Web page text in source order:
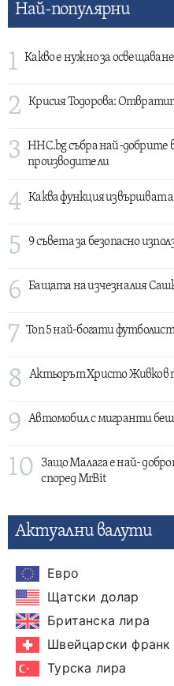
Най-популярни
1 Какво е нужно за
2 Крисия Тодорова:
3
HHC.bg събра най-добрите
производители
4 Каква функция извършват
5 9 съвета за безопасно
6 Бащата на изчезналия
7 Топ 5 най-богати
8 Актьорът Христо Живков
9 Автомобил с мигранти
10
Защо Малага е най-
според MrBit
Актуални валути
Евро
Щатски долар
Британска лира
Швейцарски франк
Турска лира